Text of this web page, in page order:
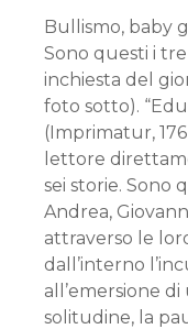
Bullismo, baby
Sono questi i
inchiesta del
foto sotto).
(Imprimatur,
lettore
sei storie. Sono
Andrea,
attraverso le
dall’interno
all’emersione
solitudine, la